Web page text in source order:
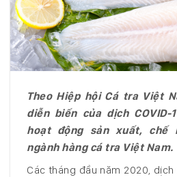
Theo Hiệp hội Cá tra Việt
diễn biến của dịch
hoạt động sản xuất, chế
ngành hàng cá tra Việt Nam.
Các tháng đầu năm 2020, dịch